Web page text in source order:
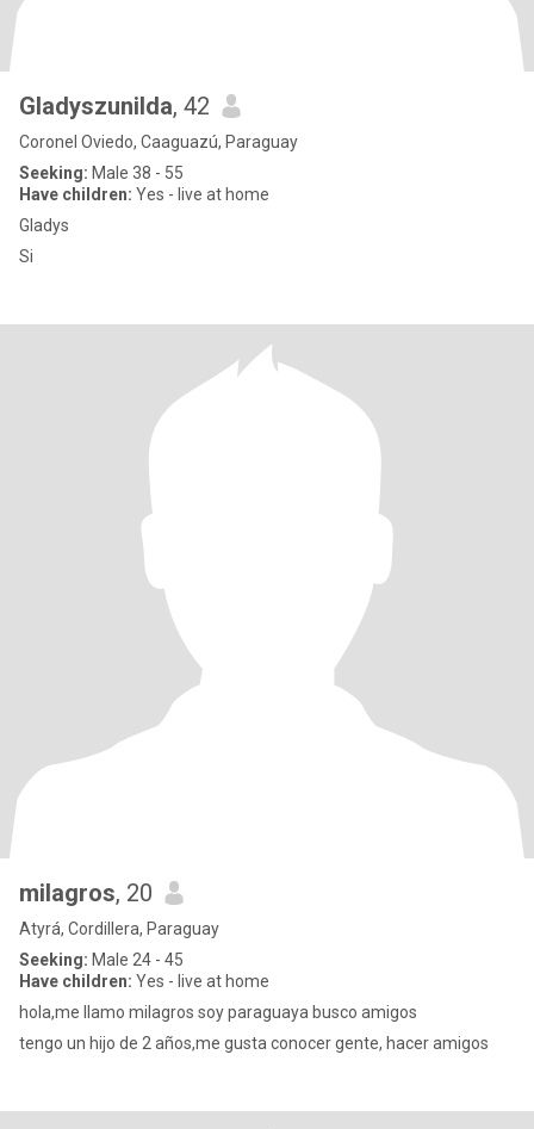
Gladyszunilda, 42
Coronel Oviedo, Caaguazú, Paraguay
Seeking: Male 38 - 55
Have children: Yes - live at home
Gladys
Si
milagros, 20
Atyrá, Cordillera, Paraguay
Seeking: Male 24 - 45
Have children: Yes - live at home
hola,me llamo milagros soy paraguaya busco amigos
tengo un hijo de 2 años,me gusta conocer gente, hacer amigos